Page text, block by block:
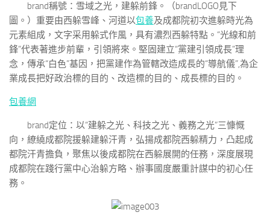
brand稱號：雪域之光，建躲前鋒。（brandLOGO見下
圖。 ） 重要由西躲雪峰、河道以包養及成都院初次進躲時光為
元素組成，文字采用躲式作風，具有濃烈西躲特點。“光線和前
鋒”代表著進步前輩，引領將來。堅固建立“黨建引領成長”理
念，傳承“白色”基因，把黨建作為管轄改造成長的“導航儀”,為企
業成長把好政治標的目的、改造標的目的、成長標的目的。
包養網
brand定位：以“建躲之光、科技之光、義務之光”三慷慨
向，繚繞成都院援躲建躲汗青，弘揚成都院西躲精力，凸起成
都院汗青擔負，聚焦以後成都院在西躲展開的任務，深度展現
成都院在踐行黨中心治躲方略、辦事國度嚴重計謀中的初心任
務。